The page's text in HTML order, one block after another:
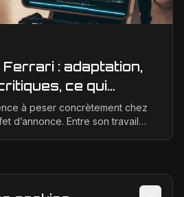
: adaptation,
ce qui
pour la Scuderia
à peser concrètement chez
d’annonce. Entre son travail